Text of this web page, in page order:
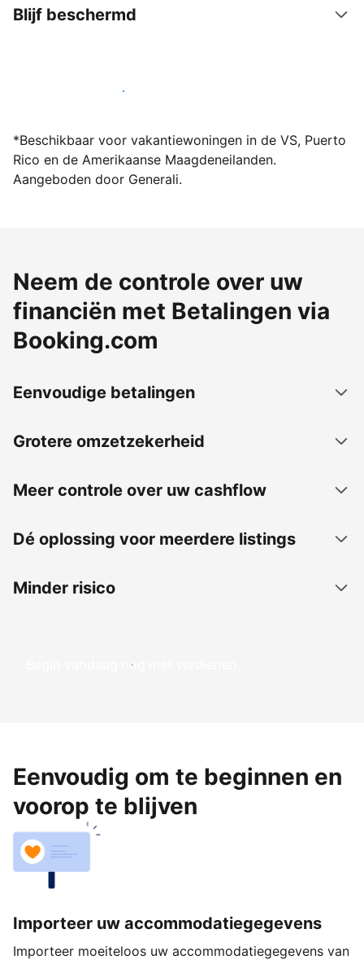
Blijf beschermd
Word vandaag nog host bij ons
*Beschikbaar voor vakantiewoningen in de VS, Puerto
Rico en de Amerikaanse Maagdeneilanden.
Aangeboden door Generali.
Neem de controle over uw
financiën met Betalingen via
Booking.com
Eenvoudige betalingen
Grotere omzetzekerheid
Meer controle over uw cashflow
Dé oplossing voor meerdere listings
Minder risico
Begin vandaag nog met verdienen
Eenvoudig om te beginnen en
voorop te blijven
Importeer uw accommodatiegegevens
Importeer moeiteloos uw accommodatiegegevens van